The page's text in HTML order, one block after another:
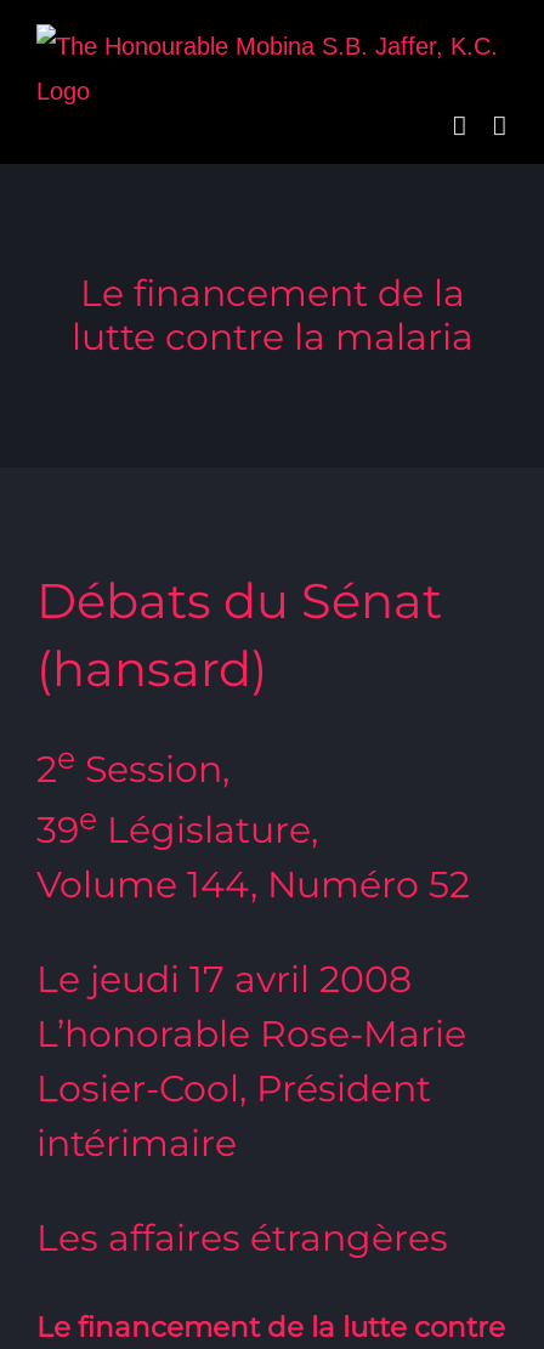
Skip
content
Le financement de la
lutte contre la malaria
Débats du Sénat
(hansard)
2e Session,
39e Législature,
Volume 144, Numéro 52
Le jeudi 17 avril 2008
L’honorable Rose-Marie
Losier-Cool, Président
intérimaire
Les affaires étrangères
Le financement de la lutte contre